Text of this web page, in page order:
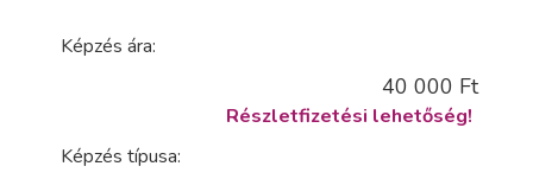
Képzés ára:
40 000 Ft
Részletfizetési lehetőség!
Képzés típusa: